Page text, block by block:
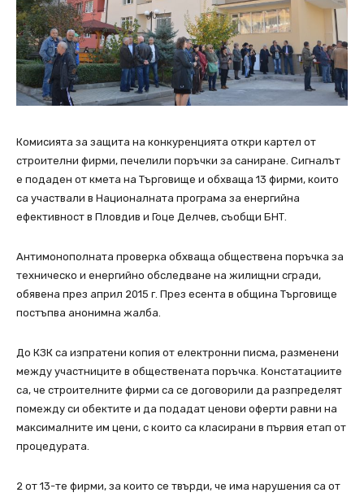
Комисията за защита на конкуренцията откри картел от
строителни фирми, печелили поръчки за саниране. Сигналът
е подаден от кмета на Търговище и обхваща 13 фирми, които
са участвали в Националната програма за енергийна
ефективност в Пловдив и Гоце Делчев, съобщи БНТ.
Антимонополната проверка обхваща обществена поръчка за
техническо и енергийно обследване на жилищни сгради,
обявена през април 2015 г. През есента в община Търговище
постъпва анонимна жалба.
До КЗК са изпратени копия от електронни писма, разменени
между участниците в обществената поръчка. Констатациите
са, че строителните фирми са се договорили да разпределят
помежду си обектите и да подадат ценови оферти равни на
максималните им цени, с които са класирани в първия етап от
процедурата.
2 от 13-те фирми, за които се твърди, че има нарушения са от